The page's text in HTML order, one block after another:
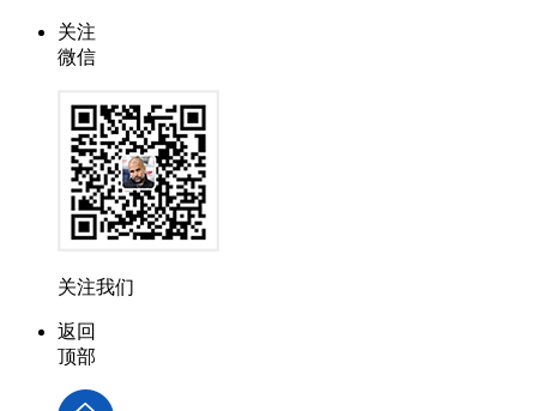
关注
微信
关注我们
返回
顶部